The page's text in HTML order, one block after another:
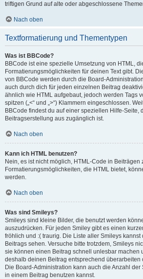
triftigen Grund auf alte oder abgeschlossene
Nach oben
Textformatierung und Thementypen
Was ist BBCode?
BBCode ist eine spezielle Umsetzung von HTML,
Formatierungsmöglichkeiten für deinen Text gibt.
von BBCode werden durch die Board-
auch durch dich für jeden einzelnen Beitrag
ähnlich wie HTML aufgebaut, jedoch werden Tags
spitzen („<“ und „>“) Klammern eingeschlossen.
BBCode findest du auf einer speziellen Hilfe-Seite,
Beitragserstellung aus zugänglich ist.
Nach oben
Kann ich HTML benutzen?
Nein, es ist nicht möglich, HTML-Code in Beiträgen
Formatierungsmöglichkeiten, die HTML bietet,
werden.
Nach oben
Was sind Smileys?
Smileys sind kleine Bilder, die benutzt werden
auszudrücken. Für jeden Smiley gibt es einen
fröhlich und :( traurig. Die Liste aller Smileys kannst
Beitrags sehen. Versuche bitte trotzdem, Smileys
sie können einen Beitrag schnell unlesbar machen
deshalb deinen Beitrag entsprechend überarbeiten
Die Board-Administration kann auch die Anzahl
in einem Beitrag benutzen kannst.